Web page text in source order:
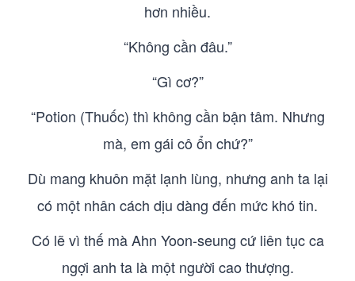
hơn nhiều.
“Không cần đâu.”
“Gì cơ?”
“Potion (Thuốc) thì không cần bận tâm. Nhưng
mà, em gái cô ổn chứ?”
Dù mang khuôn mặt lạnh lùng, nhưng anh ta lại
có một nhân cách dịu dàng đến mức khó tin.
Có lẽ vì thế mà Ahn Yoon-seung cứ liên tục ca
ngợi anh ta là một người cao thượng.